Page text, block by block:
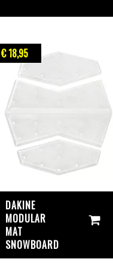
€ 18,95
DAKINE
MODULAR
MAT
SNOWBOARD